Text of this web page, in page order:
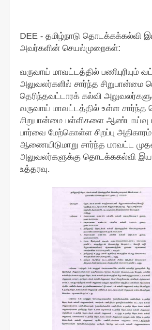
DEE - தமிழ்நாடு தொடக்கக்கல்வி
அவர்களின் செயல்முறைகள்:
வருவாய் மாவட்டத்தில் பணிபுரியும்
அலுவலர்களில் சார்ந்த சிறுபான்மை
தெரிந்தவட்டாரக் கல்வி
வருவாய் மாவட்டத்தில் உள்ள சார்ந்த
சிறுபான்மை பள்ளிகளை ஆண்டாய்வு
பார்வை மேற்கொள்ள சிறப்பு
ஆணையிடுமாறு சார்ந்த மாவட்ட
அலுவலர்களுக்கு தொடக்ககல்வி
உத்தரவு.